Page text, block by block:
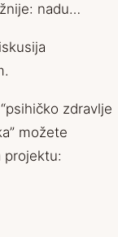
nadu…
zdravlje
možete
projektu: